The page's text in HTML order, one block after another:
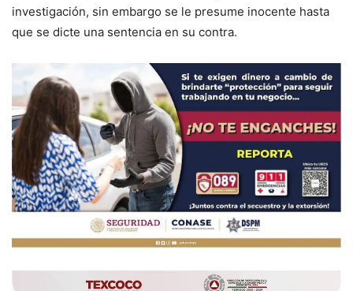
investigación, sin embargo se le presume inocente hasta
que se dicte una sentencia en su contra.